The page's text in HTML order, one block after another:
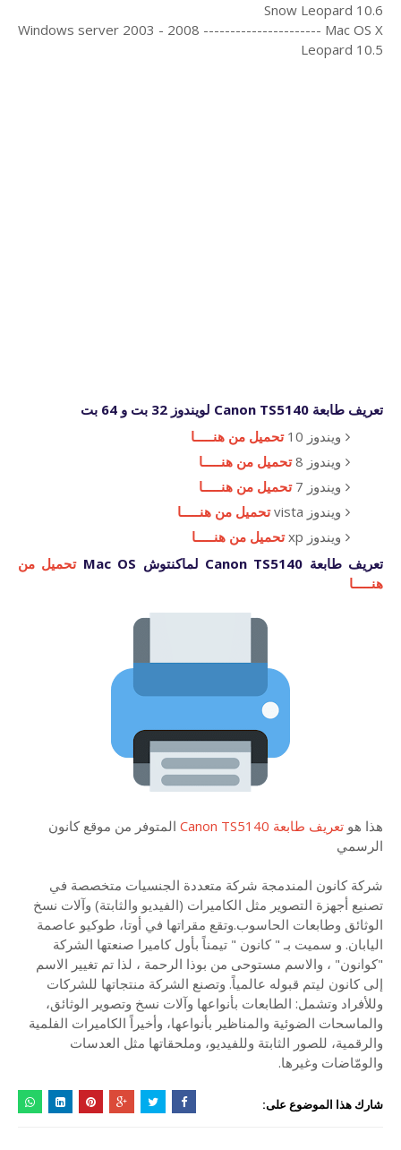
Snow Leopard 10.6
Windows server 2003 - 2008 ---------------------- Mac OS X
Leopard 10.5
تعريف طابعة Canon TS5140 لويندوز 32 بت و 64 بت
ويندوز 10
تحميل من هنـــــا
ويندوز 8
تحميل من هنـــــا
ويندوز 7
تحميل من هنـــــا
ويندوز vista
تحميل من هنـــــا
ويندوز xp
تحميل من هنـــــا
تعريف طابعة Canon TS5140 لماكنتوش Mac OS
تحميل من
هنـــــا
هذا هو تعريف طابعة Canon TS5140
المتوفر من موقع كانون
الرسمي
شركة كانون المندمجة شركة متعددة الجنسيات متخصصة في
تصنيع أجهزة التصوير مثل الكاميرات (الفيديو والثابتة) وآلات نسخ
الوثائق وطابعات الحاسوب.وتقع مقراتها في أوتا، طوكيو عاصمة
اليابان. و سميت بـ " كانون " تيمناً بأول كاميرا صنعتها الشركة
"كوانون" ، والاسم مستوحى من بوذا الرحمة ، لذا تم تغيير الاسم
إلى كانون ليتم قبوله عالمياً. وتصنع الشركة منتجاتها للشركات
وللأفراد وتشمل: الطابعات بأنواعها وآلات نسخ وتصوير الوثائق،
والماسحات الضوئية والمناظير بأنواعها، وأخيراً الكاميرات الفلمية
والرقمية، للصور الثابتة وللفيديو، وملحقاتها مثل العدسات
والومّاضات وغيرها.
شارك هذا الموضوع على: